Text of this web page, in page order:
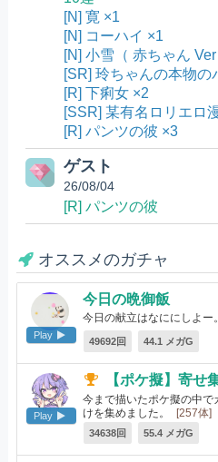
[N] 寛 ×1
[N] コーハイ ×1
[N] 小雪（ 赤ちゃん
[SR] 玲ちゃんの本物の
[R] 下痢女 ×2
[SSR] 某有名ロリエロ
[R] パンツの彼 ×3
ゲスト
26/08/04
[R] パンツの彼
オススメのガチャ
Play
今日の晩御飯
今日の献立はなににしよー
49692回 44.1 メガG
Play
【ポケ擬】寄せ
今まで描いたポケ擬の中で
けを集めました。
[257体]
34638回 55.4 メガG